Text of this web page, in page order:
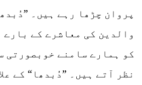
پروان چڑھا رہے ہیں۔
والدین کی معاشرے کے بارے
کو ہمارے سامنے خوبصورتی
نظر آتے ہیں۔ ”دُبدھا“ کے